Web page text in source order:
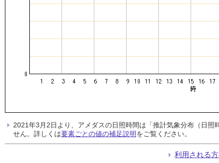
2021年3月2日より、アメダスの日照時間は「推計気象分布（日
せん。詳しくは要素ごとの値の補足説明をご覧ください。
利用される